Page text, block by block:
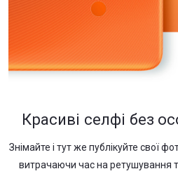
Красиві селфі без
Знімайте і тут же публікуйте свої
витрачаючи час на ретушування